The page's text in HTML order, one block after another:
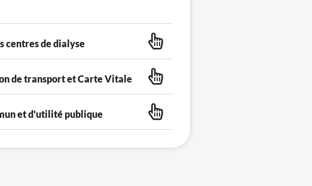
centres de dialyse
de transport et Carte Vitale
et d'utilité publique